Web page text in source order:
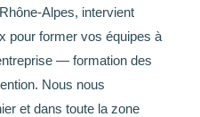
Alpes, intervient
pour former vos équipes à
— formation des
Nous nous
et dans toute la zone